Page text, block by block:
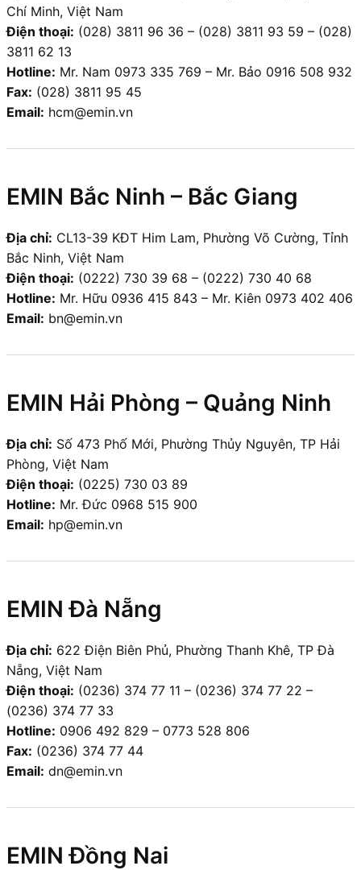
Chí Minh, Việt Nam
Điện thoại: (028) 3811 96 36 – (028) 3811 93 59 – (028)
3811 62 13
Hotline: Mr. Nam 0973 335 769 – Mr. Bảo 0916 508 932
Fax: (028) 3811 95 45
Email: hcm@emin.vn
EMIN Bắc Ninh – Bắc Giang
Địa chỉ: CL13-39 KĐT Him Lam, Phường Võ Cường, Tỉnh
Bắc Ninh, Việt Nam
Điện thoại: (0222) 730 39 68 – (0222) 730 40 68
Hotline: Mr. Hữu 0936 415 843 – Mr. Kiên 0973 402 406
Email: bn@emin.vn
EMIN Hải Phòng – Quảng Ninh
Địa chỉ: Số 473 Phố Mới, Phường Thủy Nguyên, TP Hải
Phòng, Việt Nam
Điện thoại: (0225) 730 03 89
Hotline: Mr. Đức 0968 515 900
Email: hp@emin.vn
EMIN Đà Nẵng
Địa chỉ: 622 Điện Biên Phủ, Phường Thanh Khê, TP Đà
Nẵng, Việt Nam
Điện thoại: (0236) 374 77 11 – (0236) 374 77 22 –
(0236) 374 77 33
Hotline: 0906 492 829 – 0773 528 806
Fax: (0236) 374 77 44
Email: dn@emin.vn
EMIN Đồng Nai